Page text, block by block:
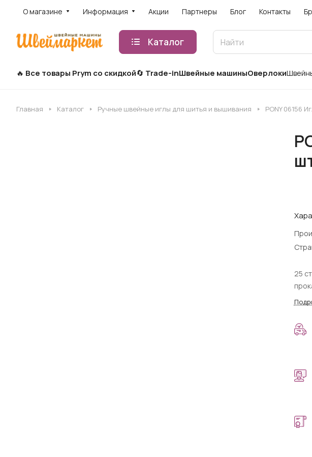
О магазине Информация Акции Партнеры Блог Контакты
Каталог
Все товары Prym со скидкой Trade-inШвейные машиныОверлоки
Главная Каталог Ручные швейные иглы для шитья и вышивания PONY 06156
25